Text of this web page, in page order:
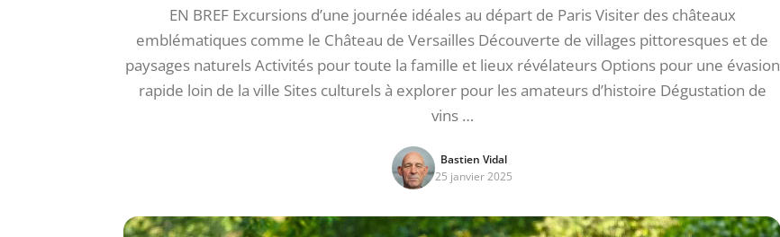
EN BREF Excursions d’une journée idéales au départ de Paris Visiter des châteaux
emblématiques comme le Château de Versailles Découverte de villages pittoresques et de
paysages naturels Activités pour toute la famille et lieux révélateurs Options pour une évasion
rapide loin de la ville Sites culturels à explorer pour les amateurs d’histoire Dégustation de
vins …
Bastien Vidal
25 janvier 2025